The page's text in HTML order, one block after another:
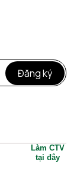
Đăng ký
Làm CTV
tại đây